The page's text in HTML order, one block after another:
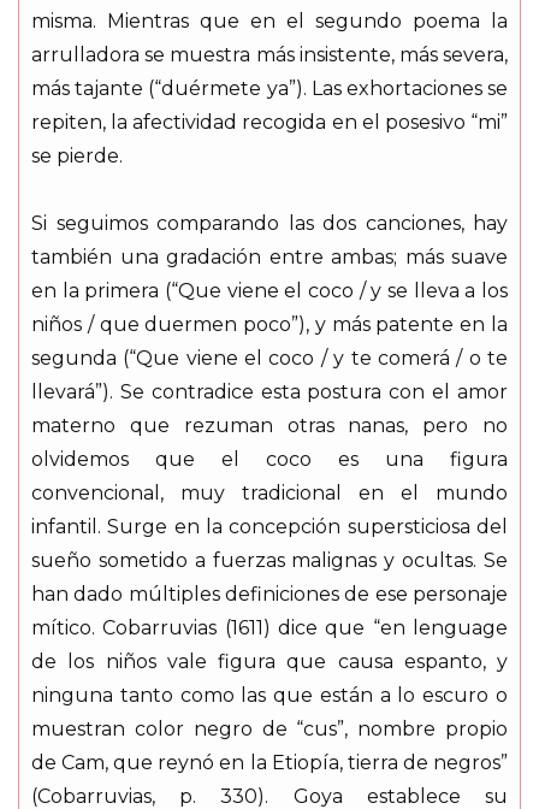
misma. Mientras que en el segundo poema la
arrulladora se muestra más insistente, más severa,
más tajante (“duérmete ya”). Las exhortaciones se
repiten, la afectividad recogida en el posesivo “mi”
se pierde.
Si seguimos comparando las dos canciones, hay
también una gradación entre ambas; más suave
en la primera (“Que viene el coco / y se lleva a los
niños / que duermen poco”), y más patente en la
segunda (“Que viene el coco / y te comerá / o te
llevará”). Se contradice esta postura con el amor
materno que rezuman otras nanas, pero no
olvidemos que el coco es una figura
convencional, muy tradicional en el mundo
infantil. Surge en la concepción supersticiosa del
sueño sometido a fuerzas malignas y ocultas. Se
han dado múltiples definiciones de ese personaje
mítico. Cobarruvias (1611) dice que “en lenguage
de los niños vale figura que causa espanto, y
ninguna tanto como las que están a lo escuro o
muestran color negro de “cus”, nombre propio
de Cam, que reynó en la Etiopía, tierra de negros”
(Cobarruvias, p. 330). Goya establece su